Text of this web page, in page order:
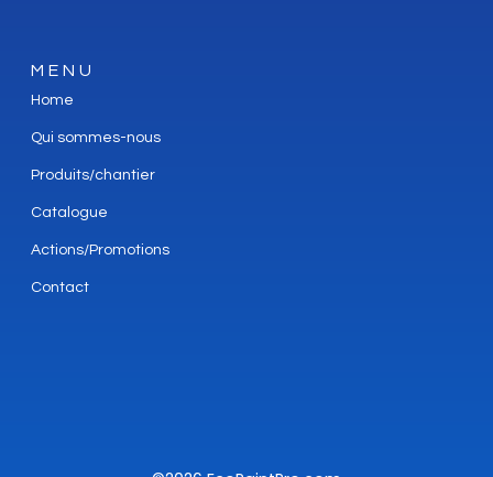
MENU
Home
Qui sommes-nous
Produits/chantier
Catalogue
Actions/Promotions
Contact